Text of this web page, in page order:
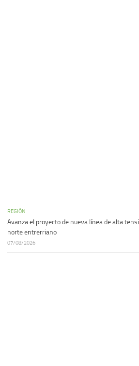
REGIÓN
Avanza el proyecto de nueva línea de alta
norte entrerriano
07/08/2026